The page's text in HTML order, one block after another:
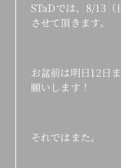
STaDでは、8/13（
させて頂きます。
お盆前は明日12日
願いします！
それではまた。